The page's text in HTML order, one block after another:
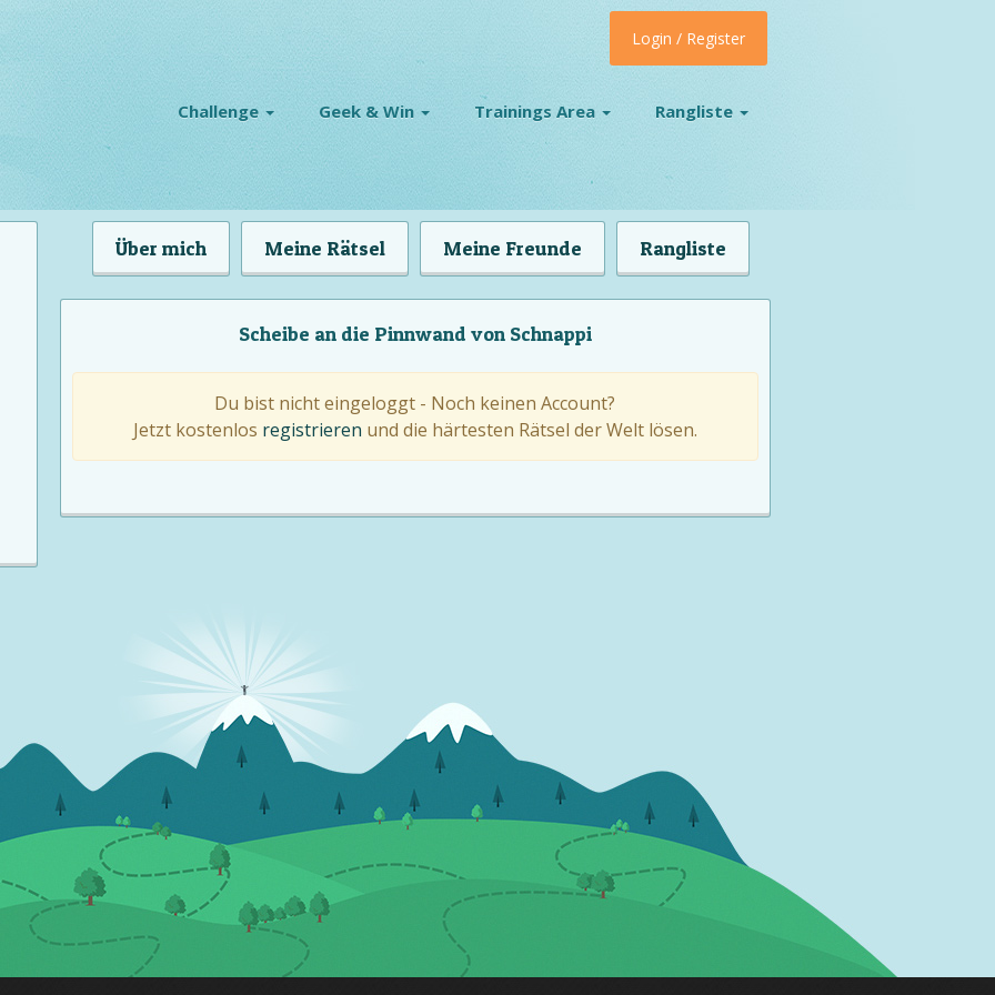
Challenge Geek & Win Trainings Area Rangliste
Login / Register
Über mich Meine Rätsel Meine Freunde Rangliste
Scheibe an die Pinnwand von Schnappi
Du bist nicht eingeloggt - Noch keinen Account?
Jetzt kostenlos registrieren und die härtesten Rätsel der Welt lösen.